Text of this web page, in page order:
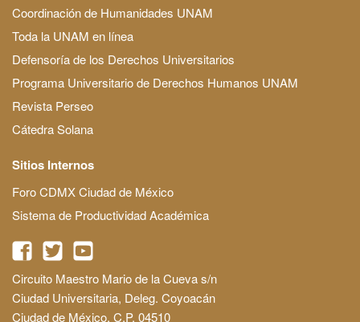
Coordinación de Humanidades UNAM
Toda la UNAM en línea
Defensoría de los Derechos Universitarios
Programa Universitario de Derechos Humanos UNAM
Revista Perseo
Cátedra Solana
Sitios Internos
Foro CDMX Ciudad de México
Sistema de Productividad Académica
Circuito Maestro Mario de la Cueva s/n
Ciudad Universitaria, Deleg. Coyoacán
Ciudad de México, C.P. 04510